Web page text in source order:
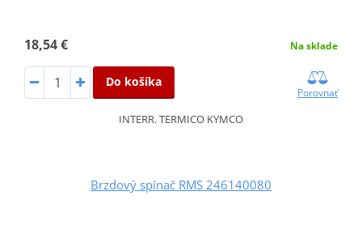
18,54 € Na sklade
Do košíka
Porovnať
INTERR. TERMICO KYMCO
Brzdový spínač RMS 246140080